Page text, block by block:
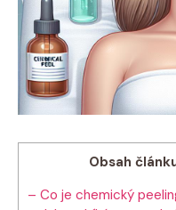
Obsah
– Co je chemický